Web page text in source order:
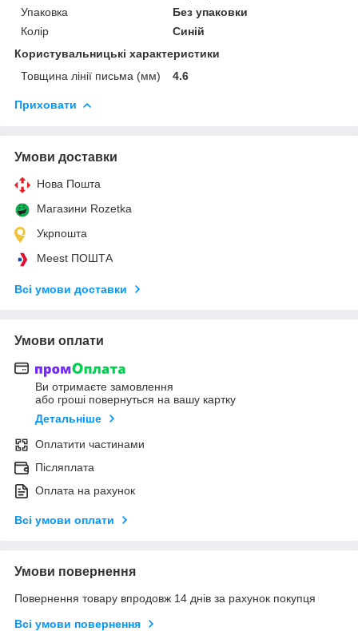
Упаковка
Без упаковки
Колір
Синій
Користувальницькі характеристики
Товщина лінії письма (мм)
4.6
Приховати
Умови доставки
Нова Пошта
Магазини Rozetka
Укрпошта
Meest ПОШТА
Всі умови доставки
Умови оплати
Ви отримаєте замовлення
або гроші повернуться на вашу картку
Детальніше
Оплатити частинами
Післяплата
Оплата на рахунок
Всі умови оплати
Умови повернення
Повернення товару впродовж 14 днів за рахунок покупця
Всі умови повернення